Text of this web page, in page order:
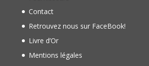
Contact
Retrouvez nous sur FaceBook!
Livre d’Or
Mentions légales